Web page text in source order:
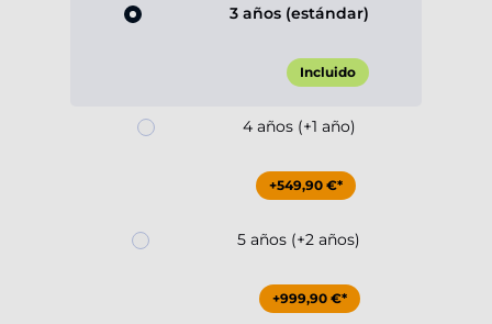
3 años (estándar)
Incluido
4 años (+1 año)
+549,90 €*
5 años (+2 años)
+999,90 €*